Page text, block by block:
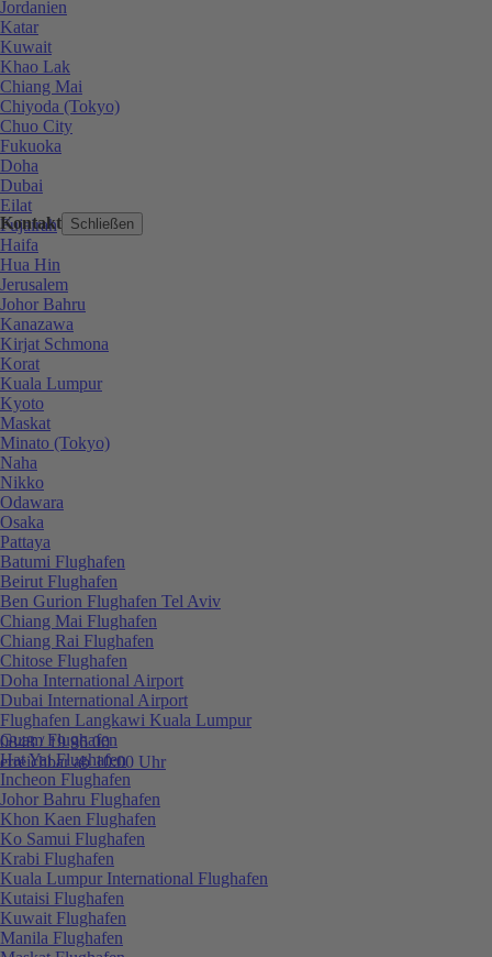
Kontakt Schließen
0848 / 19 96 00
erreichbar ab 10:00 Uhr
Jordanien
Katar
Kuwait
Khao Lak
Chiang Mai
Chiyoda (Tokyo)
Chuo City
Fukuoka
Doha
Dubai
Eilat
Fujairah
Haifa
Hua Hin
Jerusalem
Johor Bahru
Kanazawa
Kirjat Schmona
Korat
Kuala Lumpur
Kyoto
Maskat
Minato (Tokyo)
Naha
Nikko
Odawara
Osaka
Pattaya
Batumi Flughafen
Beirut Flughafen
Ben Gurion Flughafen Tel Aviv
Chiang Mai Flughafen
Chiang Rai Flughafen
Chitose Flughafen
Doha International Airport
Dubai International Airport
Flughafen Langkawi Kuala Lumpur
Guam Flughafen
Hat Yai Flughafen
Incheon Flughafen
Johor Bahru Flughafen
Khon Kaen Flughafen
Ko Samui Flughafen
Krabi Flughafen
Kuala Lumpur International Flughafen
Kutaisi Flughafen
Kuwait Flughafen
Manila Flughafen